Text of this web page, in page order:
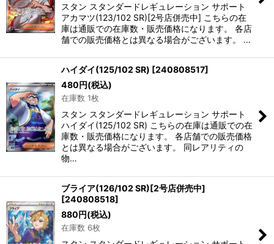
スタン スタンダードレギュレーション サポート
アカマツ(123/102 SR)[2号店併売中] こちらの在
庫は通販での在庫数・販売価格になります。 各店
舗での販売価格とは異なる場合がございます。 …
ハイダイ(125/102 SR) [240808517]
480円(税込)
在庫数 1枚
スタン スタンダードレギュレーション サポート
ハイダイ(125/102 SR) こちらの在庫は通販での在
庫数・販売価格になります。 各店舗での販売価格
とは異なる場合がございます。 同レアリティの
物…
ブライア(126/102 SR)[2号店併売中]
[240808518]
880円(税込)
在庫数 6枚